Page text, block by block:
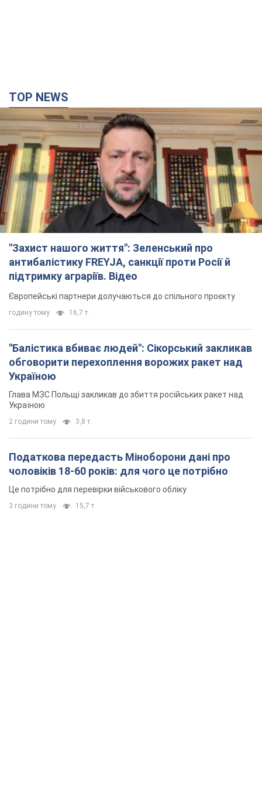
"Захист нашого життя": Зеленський про
антибалістику FREYJA, санкції проти Росії й
підтримку аграріїв. Відео
Європейські партнери долучаються до спільного проєкту
годину тому 16,7 т.
"Балістика вбиває людей": Сікорський закликав
обговорити перехоплення ворожих ракет над
Україною
Глава МЗС Польщі закликав до збиття російських ракет над
Податкова передасть Міноборони дані про
чоловіків 18-60 років: для чого це потрібно
Це потрібно для перевірки військового обліку
3 години тому 15,7 т.